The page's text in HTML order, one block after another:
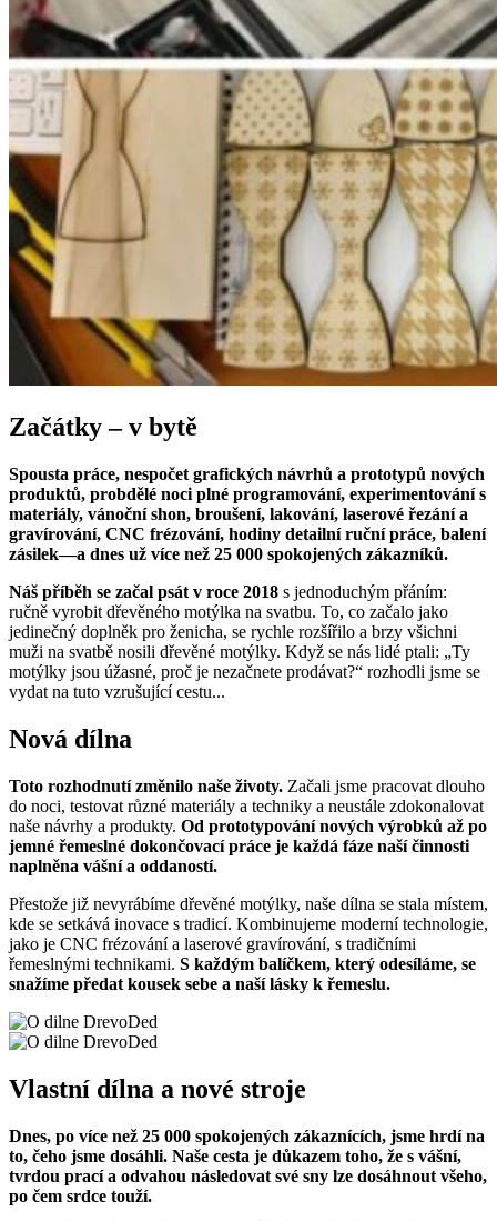
Začátky – v bytě
Spousta práce, nespočet grafických návrhů a prototypů nových
produktů, probdělé noci plné programování, experimentování s
materiály, vánoční shon, broušení, lakování, laserové řezání a
gravírování, CNC frézování, hodiny detailní ruční práce, balení
zásilek—a dnes už více než 25 000 spokojených zákazníků.
Náš příběh se začal psát v roce 2018 s jednoduchým přáním:
ručně vyrobit dřevěného motýlka na svatbu. To, co začalo jako
jedinečný doplněk pro ženicha, se rychle rozšířilo a brzy všichni
muži na svatbě nosili dřevěné motýlky. Když se nás lidé ptali: „Ty
motýlky jsou úžasné, proč je nezačnete prodávat?“ rozhodli jsme se
vydat na tuto vzrušující cestu...
Nová dílna
Toto rozhodnutí změnilo naše životy. Začali jsme pracovat dlouho
do noci, testovat různé materiály a techniky a neustále zdokonalovat
naše návrhy a produkty. Od prototypování nových výrobků až po
jemné řemeslné dokončovací práce je každá fáze naší činnosti
naplněna vášní a oddaností.
Přestože již nevyrábíme dřevěné motýlky, naše dílna se stala místem,
kde se setkává inovace s tradicí. Kombinujeme moderní technologie,
jako je CNC frézování a laserové gravírování, s tradičními
řemeslnými technikami. S každým balíčkem, který odesíláme, se
snažíme předat kousek sebe a naší lásky k řemeslu.
Vlastní dílna a nové stroje
Dnes, po více než 25 000 spokojených zákaznících, jsme hrdí na
to, čeho jsme dosáhli. Naše cesta je důkazem toho, že s vášní,
tvrdou prací a odvahou následovat své sny lze dosáhnout všeho,
po čem srdce touží.